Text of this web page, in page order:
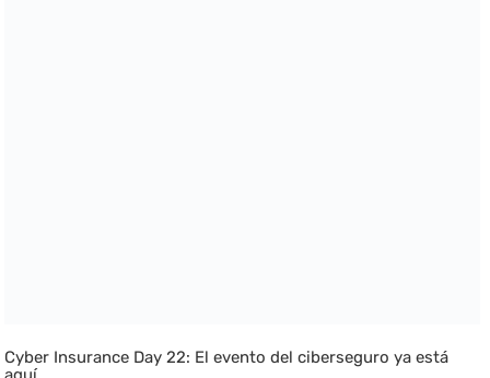
Cyber Insurance Day 22: El evento del ciberseguro ya está